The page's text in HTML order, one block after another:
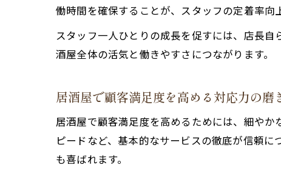
働時間を確保することが、スタッフの定着率向
スタッフ一人ひとりの成長を促すには、店長
酒屋全体の活気と働きやすさにつながります。
居酒屋で顧客満足度を高める対応力の磨
居酒屋で顧客満足度を高めるためには、細や
ピードなど、基本的なサービスの徹底が信頼
も喜ばれます。